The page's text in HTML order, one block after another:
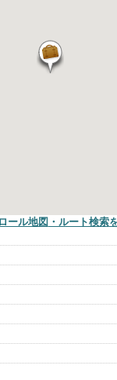
ール地図 ・ルート検索